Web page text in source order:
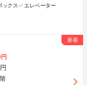
ックス エレベーター